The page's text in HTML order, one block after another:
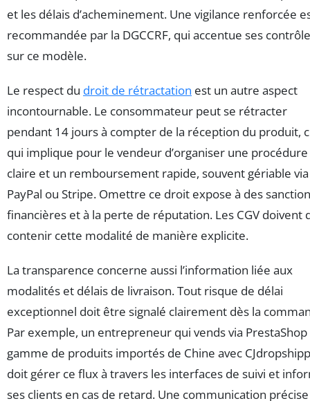
et les délais d’acheminement. Une vigilance renforcée
recommandée par la DGCCRF, qui accentue ses
sur ce modèle.
Le respect du droit de rétractation est un autre aspect
incontournable. Le consommateur peut se rétracter
pendant 14 jours à compter de la réception du produit,
qui implique pour le vendeur d’organiser une procédure
claire et un remboursement rapide, souvent gériable via
PayPal ou Stripe. Omettre ce droit expose à des
financières et à la perte de réputation. Les CGV doivent
contenir cette modalité de manière explicite.
La transparence concerne aussi l’information liée aux
modalités et délais de livraison. Tout risque de délai
exceptionnel doit être signalé clairement dès la
Par exemple, un entrepreneur qui vends via
gamme de produits importés de Chine avec
doit gérer ce flux à travers les interfaces de suivi et
ses clients en cas de retard. Une communication précise